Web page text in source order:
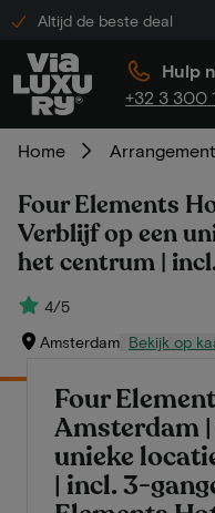
Altijd de beste deal
Hulp
+32 3 300
Home
Four Elements
Verblijf op een
het centrum |
4/5
Amsterdam Bekijk op
Four
Amsterdam
unieke
| incl. 3-